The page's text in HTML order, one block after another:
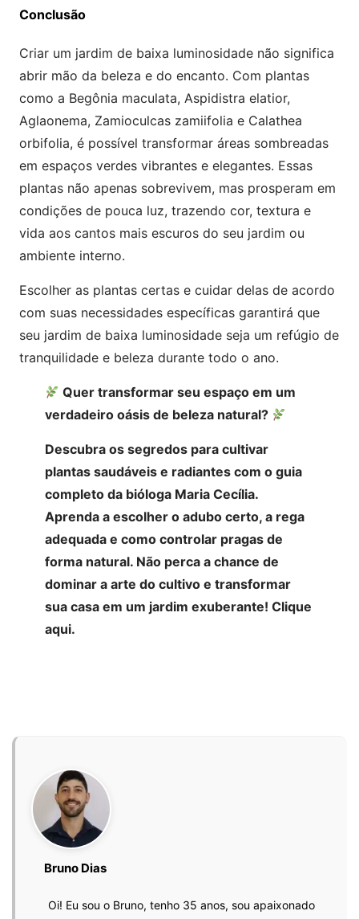
Conclusão
Criar um jardim de baixa luminosidade não significa
abrir mão da beleza e do encanto. Com plantas
como a Begônia maculata, Aspidistra elatior,
Aglaonema, Zamioculcas zamiifolia e Calathea
orbifolia, é possível transformar áreas sombreadas
em espaços verdes vibrantes e elegantes. Essas
plantas não apenas sobrevivem, mas prosperam em
condições de pouca luz, trazendo cor, textura e
vida aos cantos mais escuros do seu jardim ou
ambiente interno.
Escolher as plantas certas e cuidar delas de acordo
com suas necessidades específicas garantirá que
seu jardim de baixa luminosidade seja um refúgio de
tranquilidade e beleza durante todo o ano.
Quer transformar seu espaço em um
verdadeiro oásis de beleza natural?
Descubra os segredos para cultivar
plantas saudáveis e radiantes com o guia
completo da bióloga Maria Cecília.
Aprenda a escolher o adubo certo, a rega
adequada e como controlar pragas de
forma natural. Não perca a chance de
dominar a arte do cultivo e transformar
sua casa em um jardim exuberante! Clique
aqui.
Bruno Dias
Oi! Eu sou o Bruno, tenho 35 anos, sou apaixonado